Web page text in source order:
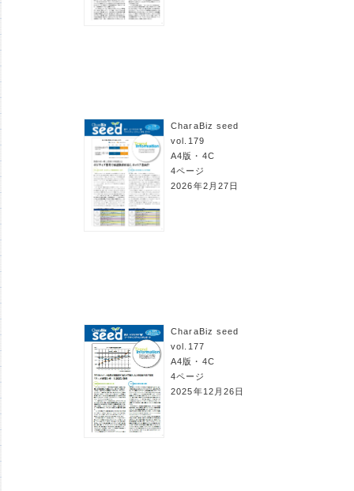
CharaBiz seed
vol.179
A4版・4C
4ページ
2026年2月27日
CharaBiz seed
vol.177
A4版・4C
4ページ
2025年12月26日